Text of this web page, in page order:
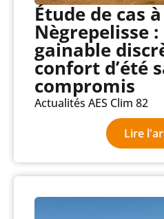
Étude de cas à
Nègrepelisse
gainable
confort d’été
compromis
Actualités AES Clim 82
Lire